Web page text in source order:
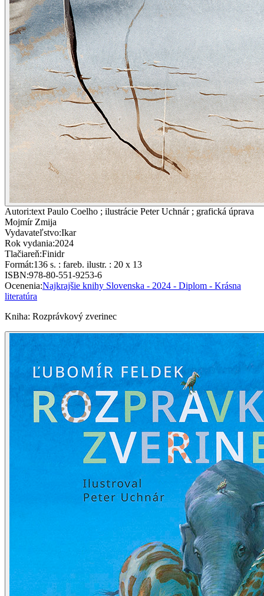
Autori:text Paulo Coelho ; ilustrácie Peter Uchnár ; grafická úprava
Mojmír Zmija
Vydavateľstvo:Ikar
Rok vydania:2024
Tlačiareň:Finidr
Formát:136 s. : fareb. ilustr. : 20 x 13
ISBN:978-80-551-9253-6
Ocenenia:Najkrajšie knihy Slovenska - 2024 - Diplom - Krásna
literatúra
Kniha: Rozprávkový zverinec